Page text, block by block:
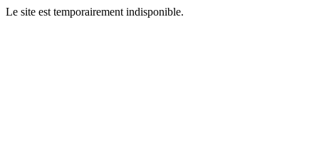
Le site est temporairement indisponible.